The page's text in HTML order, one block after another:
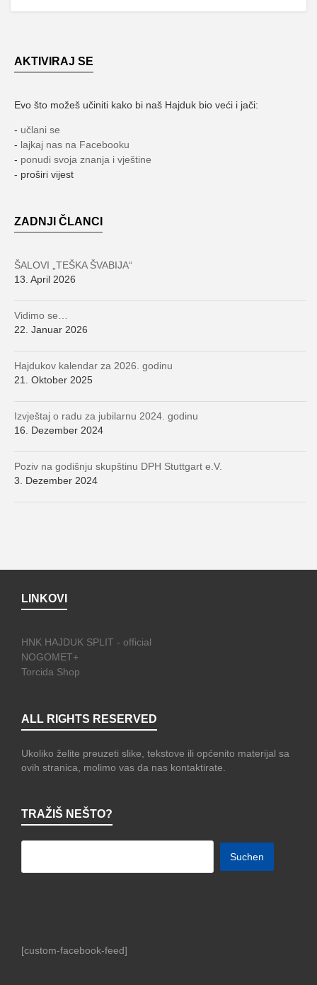
AKTIVIRAJ SE
Evo što možeš učiniti kako bi naš Hajduk bio veći i jači:
- učlani se
- lajkaj nas na Facebooku
- ponudi svoja znanja i vještine
- proširi vijest
ZADNJI ČLANCI
ŠALOVI „TEŠKA ŠVABIJA“
13. April 2026
Vidimo se…
22. Januar 2026
Hajdukov kalendar za 2026. godinu
21. Oktober 2025
Izvještaj o radu za jubilarnu 2024. godinu
16. Dezember 2024
Poziv na godišnju skupštinu DPH Stuttgart e.V.
3. Dezember 2024
LINKOVI
HNK HAJDUK SPLIT - official
NOGOMET+
Torcida Shop
ALL RIGHTS RESERVED
Ukoliko želite preuzeti slike, tekstove ili općenito materijal sa
ovih stranica, molimo vas da nas kontaktirate.
TRAŽIŠ NEŠTO?
[custom-facebook-feed]